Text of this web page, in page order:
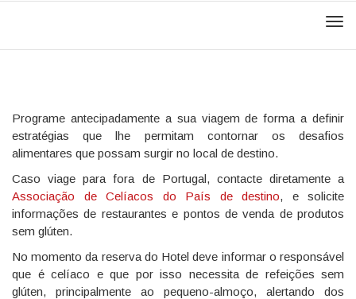
Programe antecipadamente a sua viagem de forma a definir
estratégias que lhe permitam contornar os desafios
alimentares que possam surgir no local de destino.
Caso viage para fora de Portugal, contacte diretamente a
Associação de Celíacos do País de destino, e solicite
informações de restaurantes e pontos de venda de produtos
sem glúten.
No momento da reserva do Hotel deve informar o responsável
que é celíaco e que por isso necessita de refeições sem
glúten, principalmente ao pequeno-almoço, alertando dos